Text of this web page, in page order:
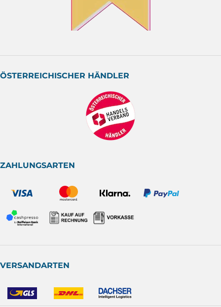
ÖSTERREICHISCHER HÄNDLER
ZAHLUNGSARTEN
VERSANDARTEN